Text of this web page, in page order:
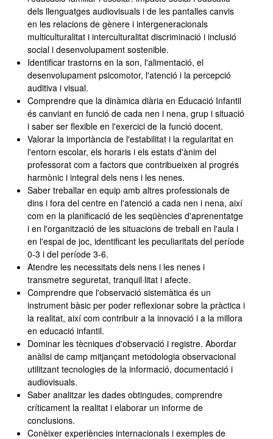
dels llenguatges audiovisuals i de les pantalles canvis
en les relacions de gènere i intergeneracionals
multiculturalitat i interculturalitat discriminació i inclusió
social i desenvolupament sostenible.
Identificar trastorns en la son, l'alimentació, el
desenvolupament psicomotor, l'atenció i la percepció
auditiva i visual.
Comprendre que la dinàmica diària en Educació Infantil
és canviant en funció de cada nen i nena, grup i situació
i saber ser flexible en l'exercici de la funció docent.
Valorar la importància de l'estabilitat i la regularitat en
l'entorn escolar, els horaris i els estats d'ànim del
professorat com a factors que contribueixen al progrés
harmònic i integral dels nens i les nenes.
Saber treballar en equip amb altres professionals de
dins i fora del centre en l'atenció a cada nen i nena, així
com en la planificació de les seqüències d'aprenentatge
i en l'organització de les situacions de treball en l'aula i
en l'espai de joc, identificant les peculiaritats del període
0-3 i del període 3-6.
Atendre les necessitats dels nens i les nenes i
transmetre seguretat, tranquil·litat i afecte.
Comprendre que l'observació sistemàtica és un
instrument bàsic per poder reflexionar sobre la pràctica i
la realitat, així com contribuir a la innovació i a la millora
en educació infantil.
Dominar les tècniques d'observació i registre. Abordar
anàlisi de camp mitjançant metodologia observacional
utilitzant tecnologies de la informació, documentació i
audiovisuals.
Saber analitzar les dades obtingudes, comprendre
críticament la realitat i elaborar un informe de
conclusions.
Conèixer experiències internacionals i exemples de